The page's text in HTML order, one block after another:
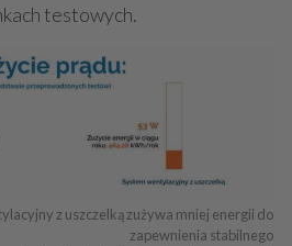
testowych.
z uszczelką zużywa mniej energii do
zapewnienia stabilnego